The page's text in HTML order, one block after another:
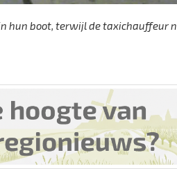
hun boot, terwijl de taxichauffeur